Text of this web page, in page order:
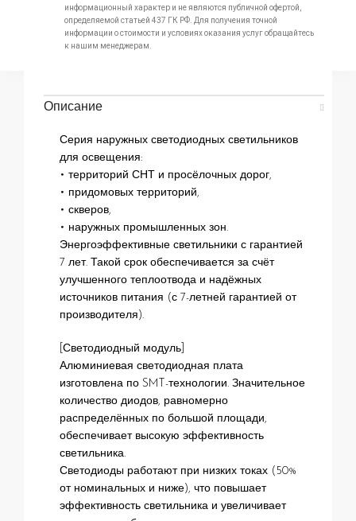
информационный характер и не являются публичной офертой,
определяемой статьей 437 ГК РФ. Для получения точной
информации о стоимости и условиях оказания услуг обращайтесь
к нашим менеджерам.
Описание
Серия наружных светодиодных светильников
для освещения:
• территорий СНТ и просёлочных дорог,
• придомовых территорий,
• скверов,
• наружных промышленных зон.
Энергоэффективные светильники с гарантией
7 лет. Такой срок обеспечивается за счёт
улучшенного теплоотвода и надёжных
источников питания (с 7-летней гарантией от
производителя).
[Светодиодный модуль]
Алюминиевая светодиодная плата
изготовлена по SMT-технологии. Значительное
количество диодов, равномерно
распределённых по большой площади,
обеспечивает высокую эффективность
светильника.
Светодиоды работают при низких токах (50%
от номинальных и ниже), что повышает
эффективность светильника и увеличивает